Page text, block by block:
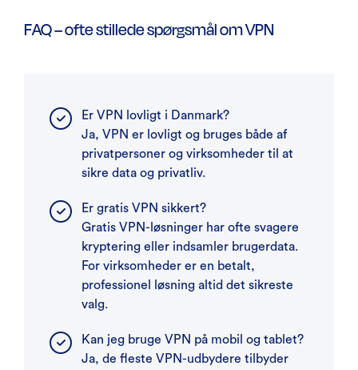
FAQ – ofte stillede spørgsmål om VPN
Er VPN lovligt i Danmark?
Ja, VPN er lovligt og bruges både af
privatpersoner og virksomheder til at
sikre data og privatliv.
Er gratis VPN sikkert?
Gratis VPN-løsninger har ofte svagere
kryptering eller indsamler brugerdata.
For virksomheder er en betalt,
professionel løsning altid det sikreste
valg.
Kan jeg bruge VPN på mobil og tablet?
Ja, de fleste VPN-udbydere tilbyder